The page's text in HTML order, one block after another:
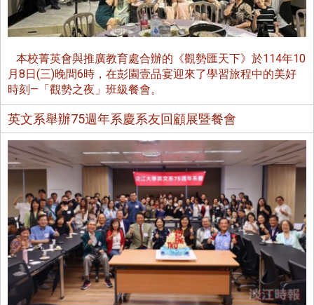
本校菁英會與推廣教育處合辦的《觀勢匯天下》於114年10
月8日(三)晚間6時，在彭園壹品宴迎來了學習旅程中的美好
時刻—「觀勢之夜」班級餐會。
英文系舉辦75週年系慶系友回顧展暨餐會